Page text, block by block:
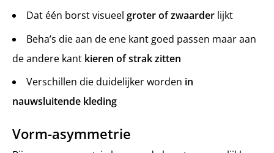
Dat één borst visueel groter of zwaarder lijkt
Beha’s die aan de ene kant goed passen maar aan
de andere kant kieren of strak zitten
Verschillen die duidelijker worden in
nauwsluitende kleding
Vorm-asymmetrie